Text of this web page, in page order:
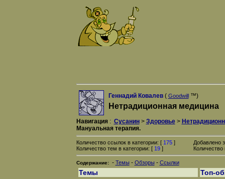
Геннадий Ковалев( Goodwill™)
Нетрадиционная медицина
Навигация: Сусанин> Здоровье>
Мануальная терапия.
Количество ссылок в категории: [ 175]
Количество тем в категории: [ 19]
Добавлено
Содержание: - Темы - Обзоры - Ссылки
Темы
Топ-